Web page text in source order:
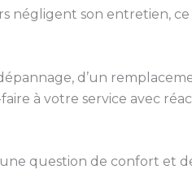
négligent son entretien,
d’un
à votre service avec
question de confort et